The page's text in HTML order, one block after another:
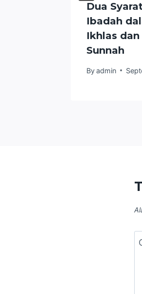
Dua
Ibadah
Ikhlas
Sunnah
Byadmin